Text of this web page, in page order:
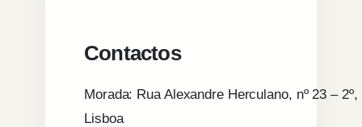
Contactos
Morada: Rua Alexandre Herculano, nº 23 – 2º,
Lisboa